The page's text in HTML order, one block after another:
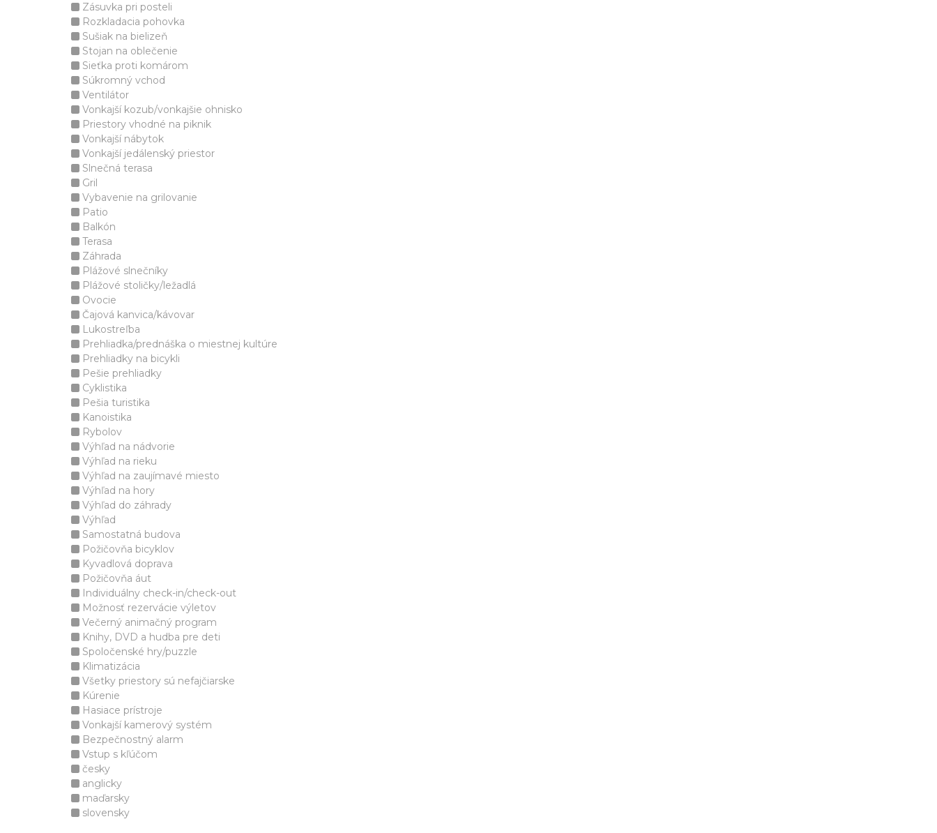
Zásuvka pri posteli
Rozkladacia pohovka
Sušiak na bielizeň
Stojan na oblečenie
Sieťka proti komárom
Súkromný vchod
Ventilátor
Vonkajší kozub/vonkajšie ohnisko
Priestory vhodné na piknik
Vonkajší nábytok
Vonkajší jedálenský priestor
Slnečná terasa
Gril
Vybavenie na grilovanie
Patio
Balkón
Terasa
Záhrada
Plážové slnečníky
Plážové stoličky/ležadlá
Ovocie
Čajová kanvica/kávovar
Lukostreľba
Prehliadka/prednáška o miestnej kultúre
Prehliadky na bicykli
Pešie prehliadky
Cyklistika
Pešia turistika
Kanoistika
Rybolov
Výhľad na nádvorie
Výhľad na rieku
Výhľad na zaujímavé miesto
Výhľad na hory
Výhľad do záhrady
Výhľad
Samostatná budova
Požičovňa bicyklov
Kyvadlová doprava
Požičovňa áut
Individuálny check-in/check-out
Možnosť rezervácie výletov
Večerný animačný program
Knihy, DVD a hudba pre deti
Spoločenské hry/puzzle
Klimatizácia
Všetky priestory sú nefajčiarske
Kúrenie
Hasiace prístroje
Vonkajší kamerový systém
Bezpečnostný alarm
Vstup s kľúčom
česky
anglicky
maďarsky
slovensky